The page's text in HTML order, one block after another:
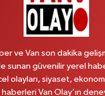
KARŞISI HATUNİYE
SARAY YOLU 113 D
ve Van son dakika
sunan güvenilir yerel
olayları, siyaset,
Van Olay’ın